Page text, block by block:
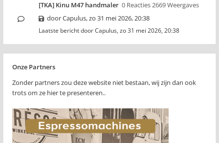
[TKA] Kinu M47 handmaler 0 Reacties 2669 Weergaves
doorCapulus,zo 31 mei 2026, 20:38
Laatste bericht doorCapulus, zo 31 mei 2026, 20:38
Onze Partners
Zonder partners zou deze website niet bestaan, wij zijn dan ook
trots om ze hier te presenteren..